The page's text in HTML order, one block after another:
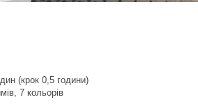
(крок 0,5 години)
7 кольорів